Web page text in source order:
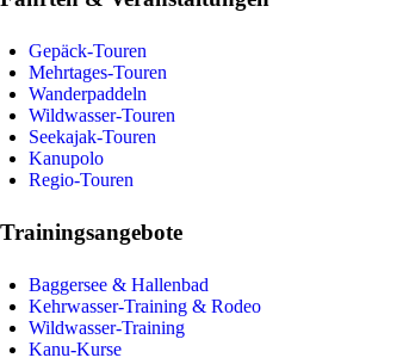
Gepäck-Touren
Mehrtages-Touren
Wanderpaddeln
Wildwasser-Touren
Seekajak-Touren
Kanupolo
Regio-Touren
Trainingsangebote
Baggersee & Hallenbad
Kehrwasser-Training & Rodeo
Wildwasser-Training
Kanu-Kurse